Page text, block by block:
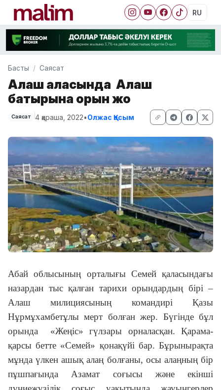
RU
Басты Саясат
Алаш қаласында Алаш
батырына орын жоқ
Саясат 4 қараша, 2022•Олжас Қасым
Абай облысының орталығы Семей қаласындағы
назардан тыс қалған тарихи орындардың бірі –
Алаш милициясының командирі Қазы
Нұрмұхамбетұлы мерт болған жер. Бүгінде бұл
орында «Жеңіс» гүлзары орналасқан. Қарама-
қарсы бетте «Семей» қонақүйі бар. Бұрынырақта
мұнда үлкен ашық алаң болғаны, осы алаңның бір
пұшпағында Азамат соғысы және екінші